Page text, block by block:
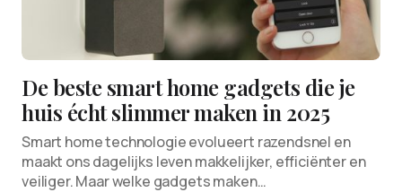
De beste smart home gadgets die je
huis écht slimmer maken in 2025
Smart home technologie evolueert razendsnel en
maakt ons dagelijks leven makkelijker, efficiënter en
veiliger. Maar welke gadgets maken…